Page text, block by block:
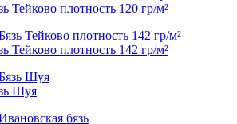
Тейково плотность 120 гр/м²
Тейково плотность 142 гр/м²
Шуя